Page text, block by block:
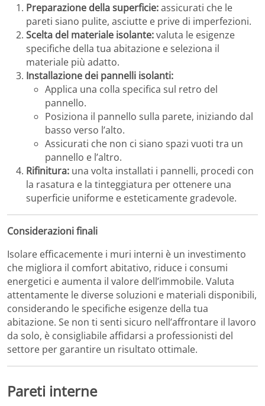
Preparazione della superficie:assicurati che le
pareti siano pulite, asciutte e prive di imperfezioni.
Scelta del materiale isolante:valuta le esigenze
specifiche della tua abitazione e seleziona il
materiale più adatto.
Installazione dei pannelli isolanti:
Applica una colla specifica sul retro del
pannello.
Posiziona il pannello sulla parete, iniziando dal
basso verso l’alto.
Assicurati che non ci siano spazi vuoti tra un
pannello e l’altro.
Rifinitura: una volta installati i pannelli, procedi con
la rasatura e la tinteggiatura per ottenere una
superficie uniforme e esteticamente gradevole.
Considerazioni finali
Isolare efficacemente i muri interni è un investimento
che migliora il comfort abitativo, riduce i consumi
energetici e aumenta il valore dell’immobile. Valuta
attentamente le diverse soluzioni e materiali disponibili,
considerando le specifiche esigenze della tua
abitazione. Se non ti senti sicuro nell’affrontare il lavoro
da solo, è consigliabile affidarsi a professionisti del
settore per garantire un risultato ottimale.
Pareti interne